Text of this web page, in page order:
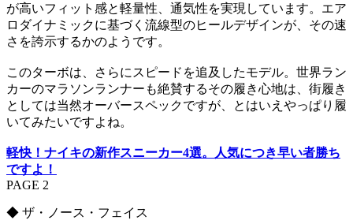
が高いフィット感と軽量性、通気性を実現しています。エア
ロダイナミックに基づく流線型のヒールデザインが、その速
さを誇示するかのようです。
このターボは、さらにスピードを追及したモデル。世界ラン
カーのマラソンランナーも絶賛するその履き心地は、街履き
としては当然オーバースペックですが、とはいえやっぱり履
いてみたいですよね。
軽快！ナイキの新作スニーカー4選。人気につき早い者勝ち
ですよ！
PAGE 2
◆ ザ・ノース・フェイス